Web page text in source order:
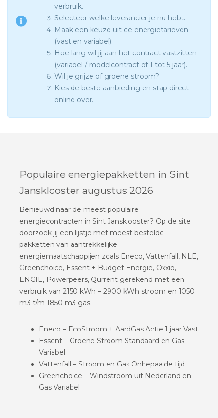
verbruik.
Selecteer welke leverancier je nu hebt.
Maak een keuze uit de energietarieven
(vast en variabel).
Hoe lang wil jij aan het contract vastzitten
(variabel / modelcontract of 1 tot 5 jaar).
Wil je grijze of groene stroom?
Kies de beste aanbieding en stap direct
online over.
Populaire energiepakketten in Sint
Jansklooster augustus 2026
Benieuwd naar de meest populaire
energiecontracten in Sint Jansklooster? Op de site
doorzoek jij een lijstje met meest bestelde
pakketten van aantrekkelijke
energiemaatschappijen zoals Eneco, Vattenfall, NLE,
Greenchoice, Essent + Budget Energie, Oxxio,
ENGIE, Powerpeers, Qurrent gerekend met een
verbruik van 2150 kWh – 2900 kWh stroom en 1050
m3 t/m 1850 m3 gas.
Eneco – EcoStroom + AardGas Actie 1 jaar Vast
Essent – Groene Stroom Standaard en Gas
Variabel
Vattenfall – Stroom en Gas Onbepaalde tijd
Greenchoice – Windstroom uit Nederland en
Gas Variabel